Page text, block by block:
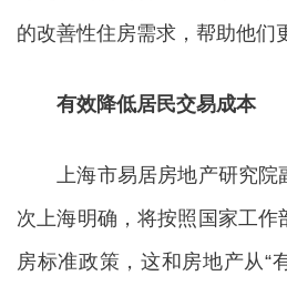
的改善性住房需求，帮助他们
有效降低居民交易成本
上海市易居房地产研究院
次上海明确，将按照国家工作
房标准政策，这和房地产从“